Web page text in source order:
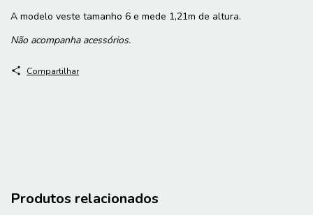
A modelo veste tamanho 6 e mede 1,21m de altura.
Não acompanha acessórios.
Compartilhar
Produtos relacionados